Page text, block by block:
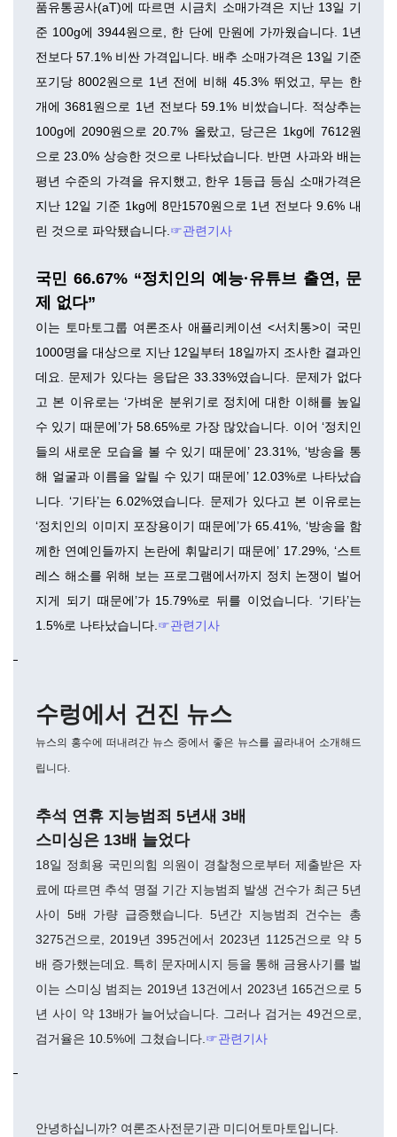
품유통공사(aT)에 따르면 시금치 소매가격은 지난 13일 기
준 100g에 3944원으로, 한 단에 만원에 가까웠습니다. 1년
전보다 57.1% 비싼 가격입니다. 배추 소매가격은 13일 기준
포기당 8002원으로 1년 전에 비해 45.3% 뛰었고, 무는 한
개에 3681원으로 1년 전보다 59.1% 비쌌습니다. 적상추는
100g에 2090원으로 20.7% 올랐고, 당근은 1kg에 7612원
으로 23.0% 상승한 것으로 나타났습니다. 반면 사과와 배는
평년 수준의 가격을 유지했고, 한우 1등급 등심 소매가격은
지난 12일 기준 1kg에 8만1570원으로 1년 전보다 9.6% 내
린 것으로 파악됐습니다. ☞관련기사
국민 66.67% “정치인의 예능·유튜브 출연, 문
제 없다”
이는 토마토그룹 여론조사 애플리케이션 <서치통>이 국민
1000명을 대상으로 지난 12일부터 18일까지 조사한 결과인
데요. 문제가 있다는 응답은 33.33%였습니다. 문제가 없다
고 본 이유로는 ‘가벼운 분위기로 정치에 대한 이해를 높일
수 있기 때문에’가 58.65%로 가장 많았습니다. 이어 ‘정치인
들의 새로운 모습을 볼 수 있기 때문에’ 23.31%, ‘방송을 통
해 얼굴과 이름을 알릴 수 있기 때문에’ 12.03%로 나타났습
니다. ‘기타’는 6.02%였습니다. 문제가 있다고 본 이유로는
‘정치인의 이미지 포장용이기 때문에’가 65.41%, ‘방송을 함
께한 연예인들까지 논란에 휘말리기 때문에’ 17.29%, ‘스트
레스 해소를 위해 보는 프로그램에서까지 정치 논쟁이 벌어
지게 되기 때문에’가 15.79%로 뒤를 이었습니다. ‘기타’는
1.5%로 나타났습니다. ☞관련기사
수렁에서 건진 뉴스
뉴스의 홍수에 떠내려간 뉴스 중에서 좋은 뉴스를 골라내어 소개해드
립니다.
추석 연휴 지능범죄 5년새 3배
스미싱은 13배 늘었다
18일 정희용 국민의힘 의원이 경찰청으로부터 제출받은 자
료에 따르면 추석 명절 기간 지능범죄 발생 건수가 최근 5년
사이 5배 가량 급증했습니다. 5년간 지능범죄 건수는 총
3275건으로, 2019년 395건에서 2023년 1125건으로 약 5
배 증가했는데요. 특히 문자메시지 등을 통해 금융사기를 벌
이는 스미싱 범죄는 2019년 13건에서 2023년 165건으로 5
년 사이 약 13배가 늘어났습니다. 그러나 검거는 49건으로,
검거율은 10.5%에 그쳤습니다. ☞관련기사
안녕하십니까? 여론조사전문기관 미디어토마토입니다.